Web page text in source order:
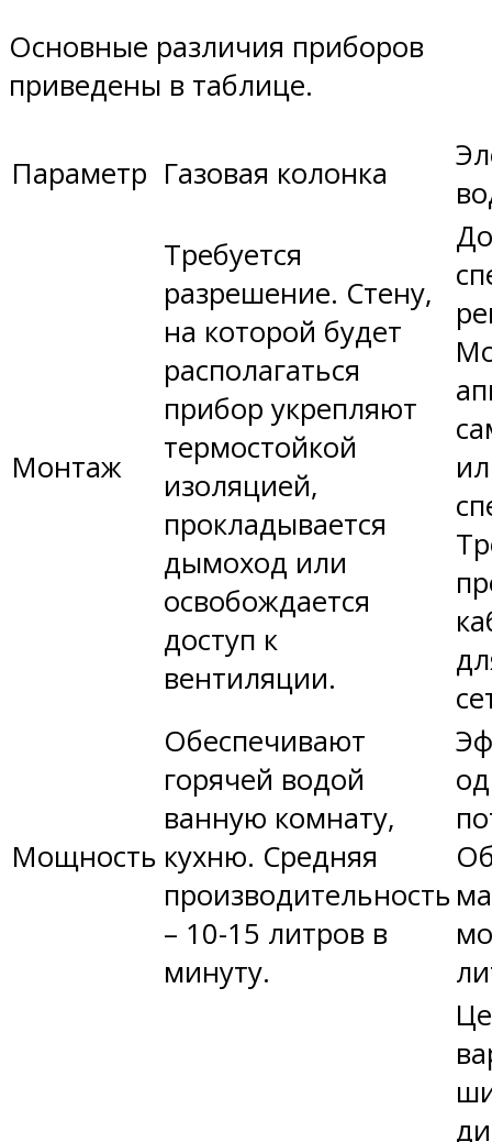
Основные различия приборов
приведены в таблице.
Параметр Газовая колонка
Монтаж
Требуется
разрешение. Стену,
на которой будет
располагаться
прибор укрепляют
термостойкой
изоляцией,
прокладывается
дымоход или
освобождается
доступ к
вентиляции.
Мощность
Обеспечивают
горячей водой
ванную комнату,
кухню. Средняя
производительность
– 10-15 литров в
минуту.